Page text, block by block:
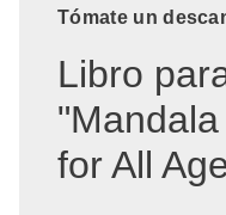
Tómate un
Libro
for All